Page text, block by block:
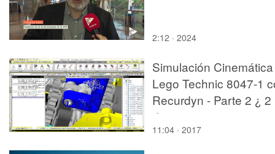
2:12 · 2024
Simulación Cinemática
Lego Technic 8047-1
Recurdyn - Parte 2 ¿ 2
de 5
11:04 · 2017